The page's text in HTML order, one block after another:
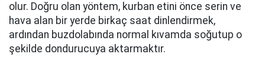
olur. Doğru olan yöntem, kurban etini önce serin ve
hava alan bir yerde birkaç saat dinlendirmek,
ardından buzdolabında normal kıvamda soğutup o
şekilde dondurucuya aktarmaktır.